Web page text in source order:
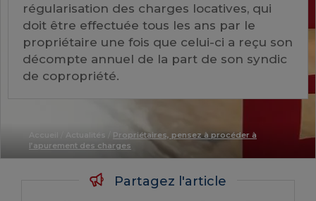
régularisation des charges locatives, qui
doit être effectuée tous les ans par le
propriétaire une fois que celui-ci a reçu son
décompte annuel de la part de son syndic
de copropriété.
Actualités
Propriétaires, pensez à procéder à
l’apurement des charges
Partagez l'article